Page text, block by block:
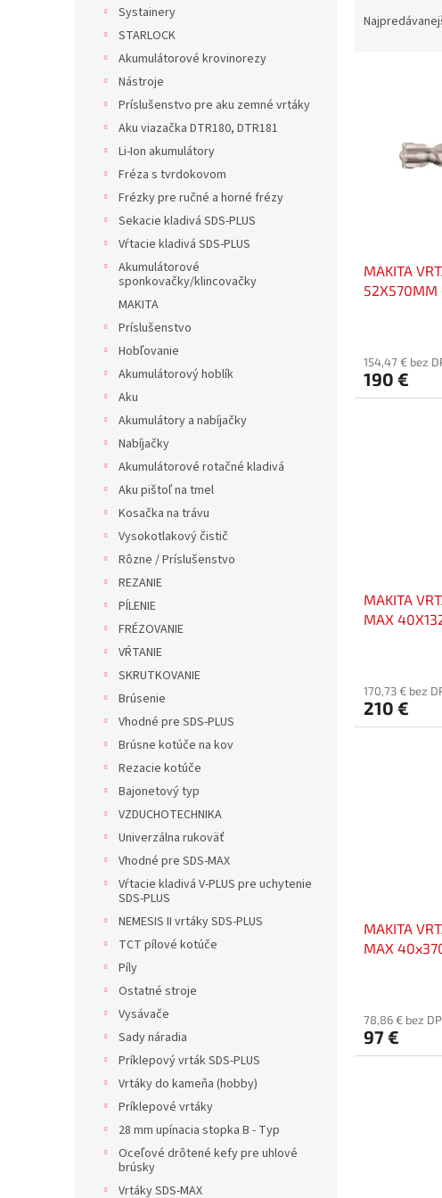
Systainery
STARLOCK
Akumulátorové krovinorezy
Nástroje
Príslušenstvo pre aku zemné vrtáky
Aku viazačka DTR180, DTR181
Li-Ion akumulátory
Fréza s tvrdokovom
Frézky pre ručné a horné frézy
Sekacie kladivá SDS-PLUS
Vŕtacie kladivá SDS-PLUS
Akumulátorové
sponkovačky/klincovačky
MAKITA
Príslušenstvo
Hobľovanie
Akumulátorový hoblík
Aku
Akumulátory a nabíjačky
Nabíjačky
Akumulátorové rotačné kladivá
Aku pištoľ na tmel
Kosačka na trávu
Vysokotlakový čistič
Rôzne / Príslušenstvo
REZANIE
PÍLENIE
FRÉZOVANIE
VŔTANIE
SKRUTKOVANIE
Brúsenie
Vhodné pre SDS-PLUS
Brúsne kotúče na kov
Rezacie kotúče
Bajonetový typ
VZDUCHOTECHNIKA
Univerzálna rukoväť
Vhodné pre SDS-MAX
Vŕtacie kladivá V-PLUS pre uchytenie
SDS-PLUS
NEMESIS II vrtáky SDS-PLUS
TCT pílové kotúče
Píly
Ostatné stroje
Vysávače
Sady náradia
Príklepový vrták SDS-PLUS
Vrtáky do kameňa (hobby)
Príklepové vrtáky
28 mm upínacia stopka B - Typ
Oceľové drôtené kefy pre uhlové
brúsky
Vrtáky SDS-MAX
MAKITA
52X570MM
154,47 € bez
190 €
MAKITA
MAX
170,73 € bez
210 €
MAKITA
MAX
78,86 € bez
97 €